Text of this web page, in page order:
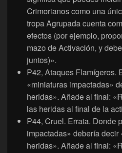
Crimorianos como una
tropa Agrupada cuenta
efectos (por ejemplo,
mazo de Activación, y
juntos)».
P42, Ataques Flamígeros.
«miniaturas impactadas»
heridas». Añade al final:
las heridas al final de la
P44, Cruel. Errata. Donde
impactadas» debería decir
heridas». Añade al final: